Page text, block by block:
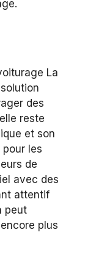
La
des
reste
et son
les
de
avec des
attentif
peut
plus